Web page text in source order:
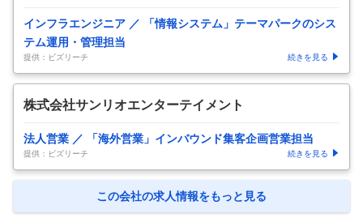
インフラエンジニア ／ 「情報システム」テーマパークのシス
テム運用・管理担当
提供：ビズリーチ 続きを見る
株式会社サンリオエンターテイメント
法人営業 ／ 「海外営業」インバウンド集客企画営業担当
提供：ビズリーチ 続きを見る
この会社の求人情報をもっと見る